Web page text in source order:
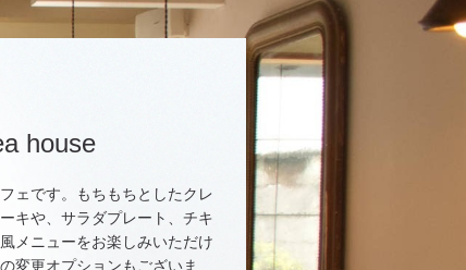
house
ェです。もちもちとしたクレ
キや、サラダプレート、チキ
メニューをお楽しみいただけ
変更オプションもございま